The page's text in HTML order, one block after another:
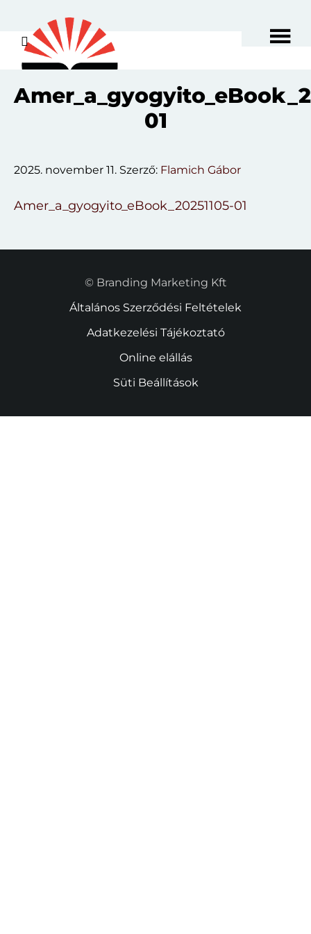
main
content
01
2025. november 11. Szerző: Flamich Gábor
Amer_a_gyogyito_eBook_20251105-01
© Branding Marketing Kft
Általános Szerződési Feltételek
Adatkezelési Tájékoztató
Online elállás
Süti Beállítások